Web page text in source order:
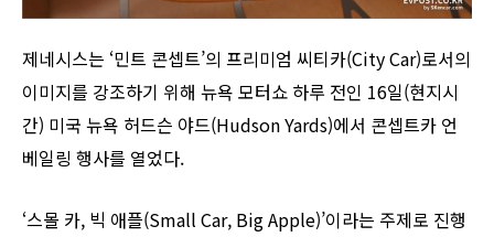
제네시스는 ‘민트 콘셉트’의 프리미엄 씨티카(City Car)로서의
이미지를 강조하기 위해 뉴욕 모터쇼 하루 전인 16일(현지시
간) 미국 뉴욕 허드슨 야드(Hudson Yards)에서 콘셉트카 언
베일링 행사를 열었다.
‘스몰 카, 빅 애플(Small Car, Big Apple)’이라는 주제로 진행